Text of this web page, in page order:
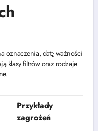
oznaczenia, datę ważności
klasy filtrów oraz rodzaje
Przykłady
zagrożeń